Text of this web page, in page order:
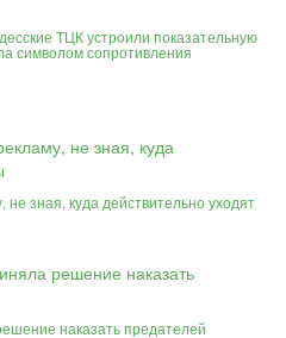
ТЦК устроили показательную
символом сопротивления
не зная, куда действительно уходят
наказать предателей